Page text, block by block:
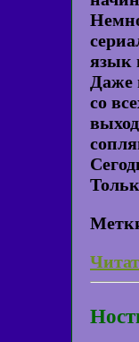
язык
Даже
со